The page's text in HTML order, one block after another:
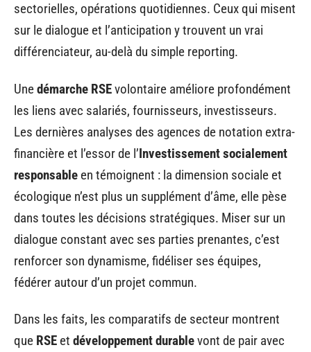
sectorielles, opérations quotidiennes. Ceux qui misent
sur le dialogue et l’anticipation y trouvent un vrai
différenciateur, au-delà du simple reporting.
Unedémarche RSEvolontaire améliore profondément
les liens avec salariés, fournisseurs, investisseurs.
Les dernières analyses des agences de notation extra-
financière et l’essor de l’Investissement socialement
responsable en témoignent : la dimension sociale et
écologique n’est plus un supplément d’âme, elle pèse
dans toutes les décisions stratégiques. Miser sur un
dialogue constant avec ses parties prenantes, c’est
renforcer son dynamisme, fidéliser ses équipes,
fédérer autour d’un projet commun.
Dans les faits, les comparatifs de secteur montrent
que RSE et développement durablevont de pair avec